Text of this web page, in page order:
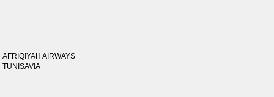
AFRIQIYAH AIRWAYS
TUNISAVIA